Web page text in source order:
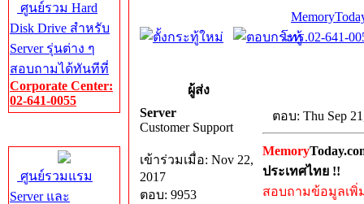
ศูนย์รวม Hard
Disk Drive สำหรับ
Server รุ่นต่าง ๆ
สอบถามได้ทันทีที่
Corporate Center:
02-641-0055
ศูนย์รวมแรม
Server และ
โทร.02-641-
ผู้ส่ง
Server
Customer Support
เข้าร่วมเมื่อ: Nov 22,
2017
ตอบ: 9953
ตอบ: Thu Sep
Memory
ประเทศไทย !!
สอบถามข้อมูลเพิ่